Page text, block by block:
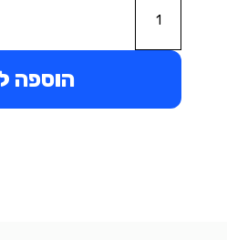
הוספה